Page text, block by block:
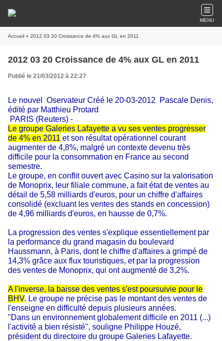
MENU
Accueil » 2012 03 20 Croissance de 4% aux GL en 2011
2012 03 20 Croissance de 4% aux GL en 2011
Publié le 21/03/2012 à 22:27
Le nouvel Oservateur Créé le 20-03-2012
Pascale Denis,
édité par Matthieu Protard
PARIS (Reuters) -
Le groupe Galeries Lafayette a vu ses ventes progresser
de 4% en 2011 et son résultat opérationnel courant
augmenter de 4,8%, malgré un contexte devenu très
difficile pour la consommation en France au second
semestre.
Le groupe, en conflit ouvert avec Casino sur la valorisation
de Monoprix, leur filiale commune, a fait état de ventes au
détail de 5,58 milliards d'euros, pour un chiffre d'affaires
consolidé (excluant les ventes des stands en concession)
de 4,96 milliards d'euros, en hausse de 0,7%.
La progression des ventes s'explique essentiellement par
la performance du grand magasin du boulevard
Haussmann, à Paris, dont le chiffre d'affaires a grimpé de
14,3% grâce aux flux touristiques, et par la progression
des ventes de Monoprix, qui ont augmenté de 3,2%.
A l'inverse, la baisse des ventes s'est poursuivie pour le
BHV. Le groupe ne précise pas le montant des ventes de
l'enseigne en difficulté depuis plusieurs années.
"Dans un environnement globalement difficile en 2011 (...)
l'activité a bien résisté", souligne Philippe Houzé,
président du directoire du groupe Galeries Lafayette.